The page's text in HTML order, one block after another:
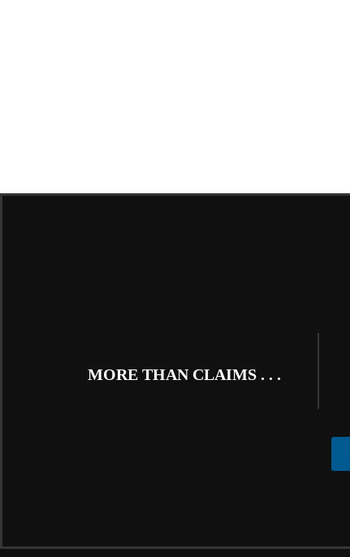
MORE THAN CLAIMS . . .